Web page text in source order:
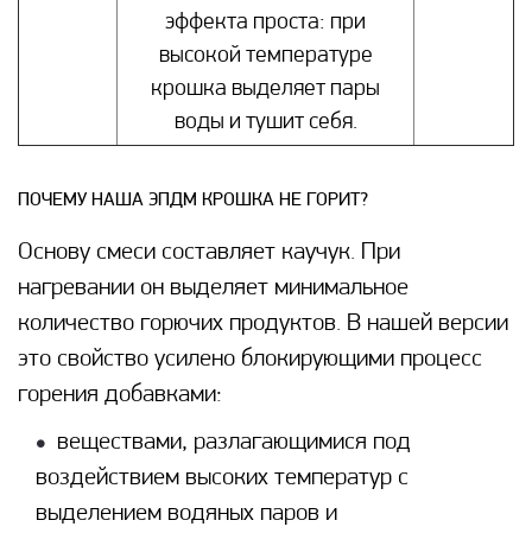
эффекта проста: при
высокой температуре
крошка выделяет пары
воды и тушит себя.
ПОЧЕМУ НАША ЭПДМ КРОШКА НЕ ГОРИТ?
Основу смеси составляет каучук. При
нагревании он выделяет минимальное
количество горючих продуктов. В нашей версии
это свойство усилено блокирующими процесс
горения добавками:
веществами, разлагающимися под
воздействием высоких температур с
выделением водяных паров и